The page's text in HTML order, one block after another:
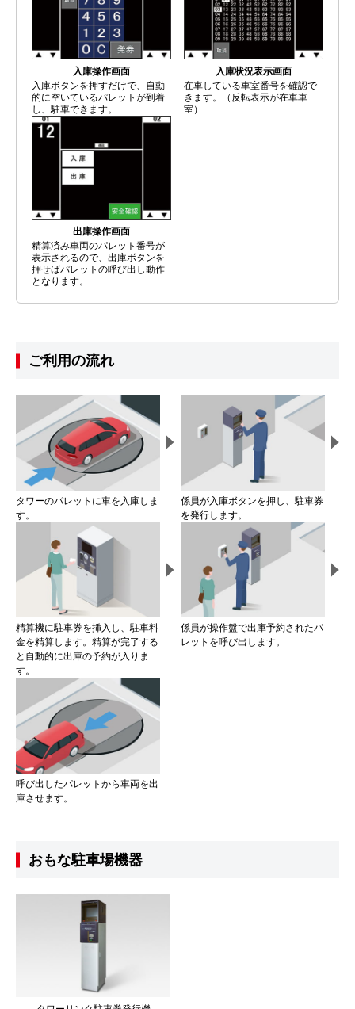
入庫操作画面
入庫ボタンを押すだけで、自動
的に空いているパレットが到着
し、駐車できます。
入庫状況表示画面
在車している車室番号を確認で
きます。（反転表示が在車車
室）
出庫操作画面
精算済み車両のパレット番号が
表示されるので、出庫ボタンを
押せばパレットの呼び出し動作
となります。
ご利用の流れ
タワーのパレットに車を入庫しま
す。
係員が入庫ボタンを押し、駐車券
を発行します。
精算機に駐車券を挿入し、駐車料
金を精算します。精算が完了する
と自動的に出庫の予約が入りま
す。
係員が操作盤で出庫予約されたパ
レットを呼び出します。
呼び出したパレットから車両を出
庫させます。
おもな駐車場機器